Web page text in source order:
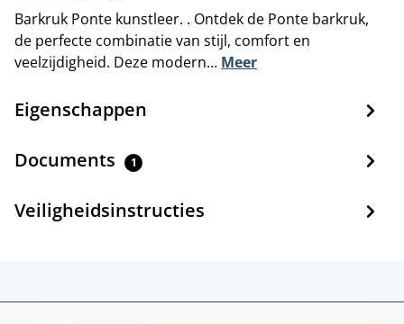
Barkruk Ponte kunstleer. . Ontdek de Ponte barkruk,
de perfecte combinatie van stijl, comfort en
veelzijdigheid. Deze modern… Meer
Eigenschappen
Documents 1
Veiligheidsinstructies